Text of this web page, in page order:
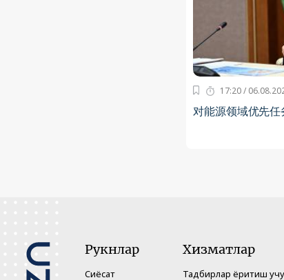
17:20 /
对能源领域优先
Рукнлар
Сиёсат
Хизматлар
Тадбирлар ёритиш